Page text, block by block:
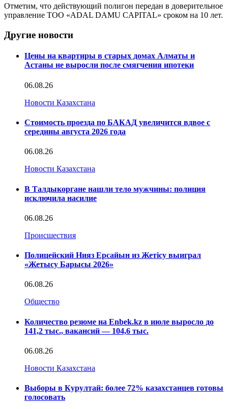
Отметим, что действующий полигон передан в доверительное
управление ТОО «ADAL DAMU CAPITAL» сроком на 10 лет.
Другие новости
Цены на квартиры в старых домах Алматы и
Астаны не выросли после смягчения ипотеки
06.08.26
Новости Казахстана
Стоимость проезда по БАКАД увеличится вдвое с
середины августа 2026 года
06.08.26
Новости Казахстана
В Талдыкоргане нашли тело мужчины: полиция
исключила насилие
06.08.26
Происшествия
Полицейский Нияз Ерсайын из Жетісу выиграл
«Жетысу Барысы 2026»
06.08.26
Общество
Количество резюме на Enbek.kz в июле выросло до
141,2 тыс., вакансий — 104,6 тыс.
06.08.26
Новости Казахстана
Выборы в Курултай: более 72% казахстанцев готовы
голосовать